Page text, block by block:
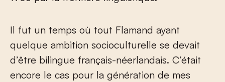
Il fut un temps où tout Flamand ayant
quelque ambition socioculturelle se devait
d’être bilingue français-néerlandais. C’était
encore le cas pour la génération de mes